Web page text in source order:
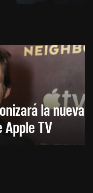
la nueva
TV